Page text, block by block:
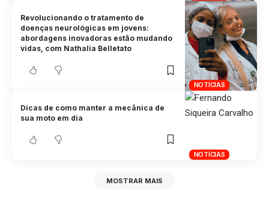
NOTÍCIAS
Revolucionando o tratamento de
doenças neurológicas em jovens:
abordagens inovadoras estão mudando
vidas, com Nathalia Belletato
NOTÍCIAS
Dicas de como manter a mecânica de
sua moto em dia
MOSTRAR MAIS